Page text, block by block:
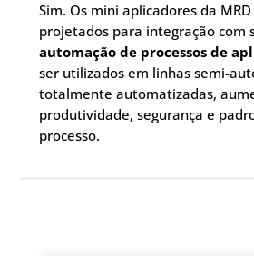
Sim. Os mini aplicadores da
projetados para integração com
automação de processos de
ser utilizados em linhas semi-
totalmente automatizadas,
produtividade, segurança e
processo.